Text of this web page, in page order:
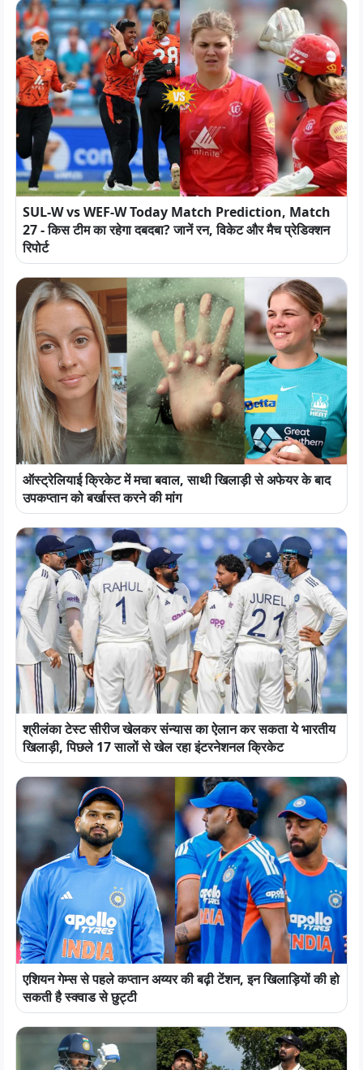
SUL-W vs WEF-W Today Match Prediction, Match
27 - किस टीम का रहेगा दबदबा? जानें रन, विकेट और मैच प्रेडिक्शन
रिपोर्ट
ऑस्ट्रेलियाई क्रिकेट में मचा बवाल, साथी खिलाड़ी से अफेयर के बाद
उपकप्तान को बर्खास्त करने की मांग
श्रीलंका टेस्ट सीरीज खेलकर संन्यास का ऐलान कर सकता ये भारतीय
खिलाड़ी, पिछले 17 सालों से खेल रहा इंटरनेशनल क्रिकेट
एशियन गेम्स से पहले कप्तान अय्यर की बढ़ी टेंशन, इन खिलाड़ियों की हो
सकती है स्क्वाड से छुट्टी